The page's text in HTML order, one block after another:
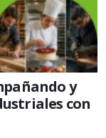
y
con